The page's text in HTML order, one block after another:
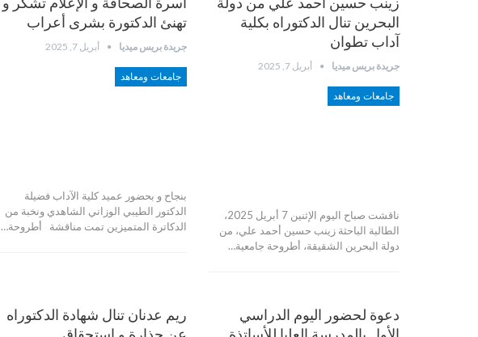
البحرين تنال الدكتوراه بكلية
آداب تطوان
جريدة بريس ميديا أبريل 7, 2025
جامعات ومعاهد
ناقشت صباح اليوم الإثنين 7 أبريل 2025،
الطالبة الباحثة زينب حسين أحمد علي، من
دولة البحرين الشقيقة، أطروحة جامعية…
تهنئ الدكتورة بشرى أعراب
جريدة بريس ميديا أبريل 7, 2025
جامعات ومعاهد
بنجاح و بحضور عميد كلية الآداب فضيلة
الدكتور الطيبي الوزاني الشاهدي ونخبة من
الدكاترة المتميزين تمت مناقشة أطروحة…
دعوة لحضور اليوم الدراسي
ريم عدنان تنال شهادة الدكتوراه